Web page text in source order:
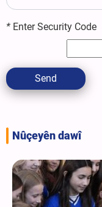
* Enter Security Code
Send
Nûçeyên dawî